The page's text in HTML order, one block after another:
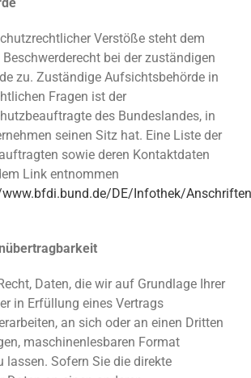
Verstöße steht dem
bei der zuständigen
zu. Zuständige Aufsichtsbehörde in
Fragen ist der
des Bundeslandes, in
seinen Sitz hat. Eine Liste der
sowie deren Kontaktdaten
Link entnommen
DE/Infothek/
Daten, die wir auf Grundlage Ihrer
in Erfüllung eines Vertrags
an sich oder an einen Dritten
maschinenlesbaren Format
lassen. Sofern Sie die direkte